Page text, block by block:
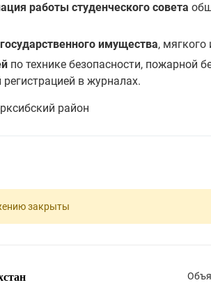
работы студенческого совета
имущества, мягкого
по технике безопасности, пожарной
в журналах.
район
закрыты